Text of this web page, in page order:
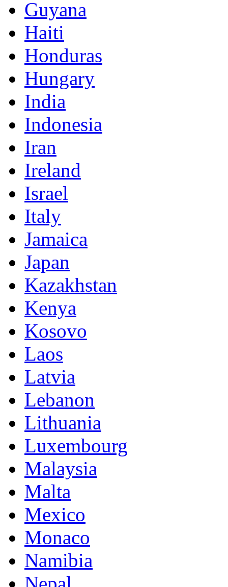
Guyana
Haiti
Honduras
Hungary
India
Indonesia
Iran
Ireland
Israel
Italy
Jamaica
Japan
Kazakhstan
Kenya
Kosovo
Laos
Latvia
Lebanon
Lithuania
Luxembourg
Malaysia
Malta
Mexico
Monaco
Namibia